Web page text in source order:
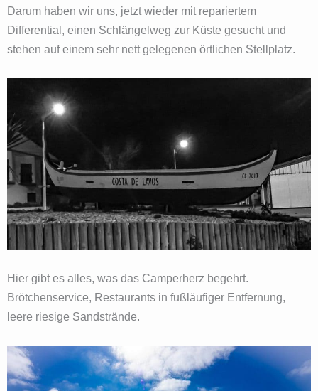
Darum haben wir uns, jetzt wieder mit repariertem
Differential, einen Schlängelweg zur Küste gesucht und
stehen auf einem sehr nett gelegenen örtlichen Stellplatz.
Hier gibt es alles, was das Camperherz begehrt.
Brötchenservice, Restaurants in fußläufiger Entfernung,
leere riesige Sandstrände.